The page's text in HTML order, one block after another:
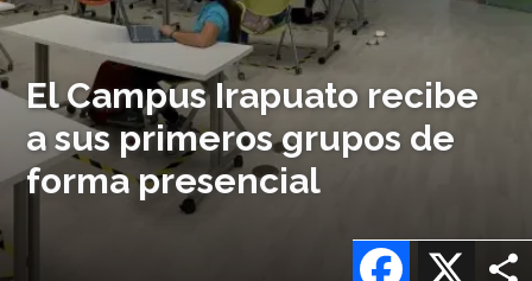
El Campus Irapuato recibe
a sus primeros grupos de
forma presencial
X
Facebook